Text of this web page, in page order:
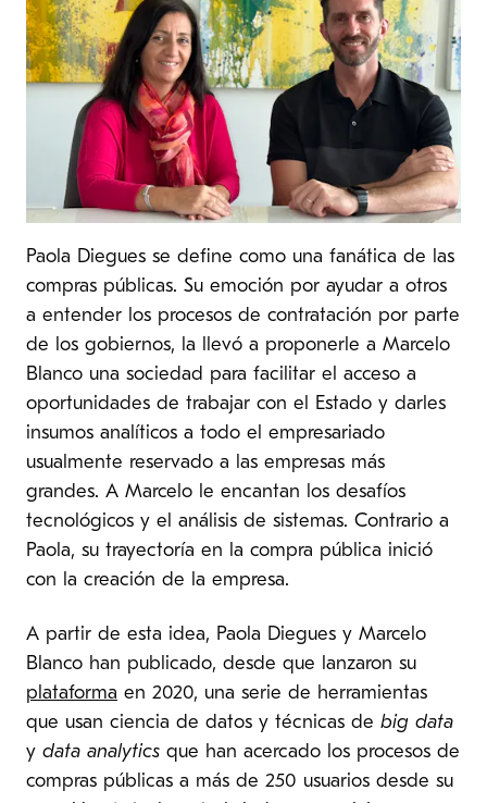
Paola Diegues se define como una fanática de las
compras públicas. Su emoción por ayudar a otros
a entender los procesos de contratación por parte
de los gobiernos, la llevó a proponerle a Marcelo
Blanco una sociedad para facilitar el acceso a
oportunidades de trabajar con el Estado y darles
insumos analíticos a todo el empresariado
usualmente reservado a las empresas más
grandes. A Marcelo le encantan los desafíos
tecnológicos y el análisis de sistemas. Contrario a
Paola, su trayectoría en la compra pública inició
con la creación de la empresa.
A partir de esta idea, Paola Diegues y Marcelo
Blanco han publicado, desde que lanzaron su
plataforma en 2020, una serie de herramientas
que usan ciencia de datos y técnicas de big data
y data analytics que han acercado los procesos de
compras públicas a más de 250 usuarios desde su